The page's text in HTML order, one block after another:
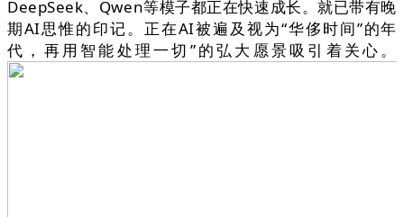
DeepSeek、Qwen等模子都正在快速成长。就已带有晚
期AI思惟的印记。正在AI被遍及视为“华侈时间”的年
代，再用智能处理一切”的弘大愿景吸引着关心。